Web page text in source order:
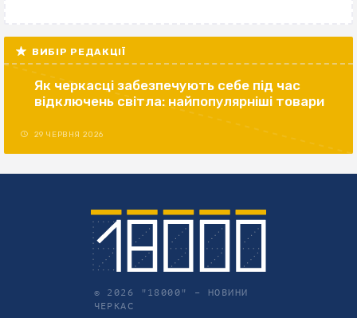
ВИБІР РЕДАКЦІЇ
Як черкасці забезпечують себе під час
відключень світла: найпопулярніші товари
29 ЧЕРВНЯ 2026
© 2026 "18000" – НОВИНИ
ЧЕРКАС